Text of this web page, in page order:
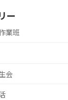
ー
業班
会